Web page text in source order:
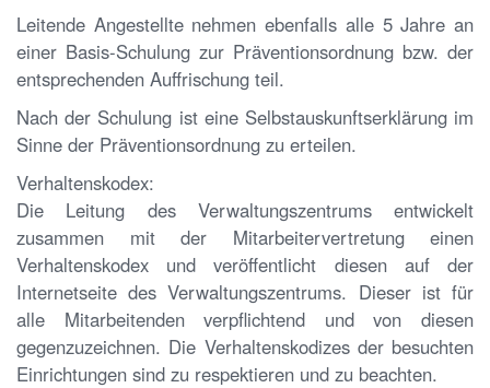
Leitende Angestellte nehmen ebenfalls alle 5 Jahre an
einer Basis-Schulung zur Präventionsordnung bzw. der
entsprechenden Auffrischung teil.
Nach der Schulung ist eine Selbstauskunftserklärung im
Sinne der Präventionsordnung zu erteilen.
Verhaltenskodex:
Die Leitung des Verwaltungszentrums entwickelt
zusammen mit der Mitarbeitervertretung einen
Verhaltenskodex und veröffentlicht diesen auf der
Internetseite des Verwaltungszentrums. Dieser ist für
alle Mitarbeitenden verpflichtend und von diesen
gegenzuzeichnen. Die Verhaltenskodizes der besuchten
Einrichtungen sind zu respektieren und zu beachten.